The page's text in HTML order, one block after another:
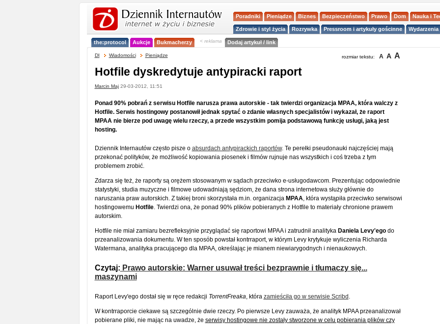
Poradniki Pieniądze Biznes Bezpieczeństwo Prawo Dom Nauka i
Zdrowie i styl życia Rozrywka Pressroom i artykuły gościnne
the:protocol Aukcje Bukmacherzy < reklama Dodaj artykuł / link
DI Wiadomości Pieniądze rozmiar tekstu: A A A
Hotfile dyskredytuje antypiracki raport
Marcin Maj29-03-2012, 11:51
Ponad 90% pobrań z serwisu Hotfile narusza prawa autorskie - tak twierdzi organizacja MPAA, która walczy z
Hotfile. Serwis hostingowy postanowił jednak spytać o zdanie własnych specjalistów i wykazał, że raport
MPAA nie bierze pod uwagę wielu rzeczy, a przede wszystkim pomija podstawową funkcję usługi, jaką jest
hosting.
Dziennik Internautów często pisze o absurdach antypirackich raportów. Te perełki pseudonauki najczęściej mają
przekonać polityków, że możliwość kopiowania piosenek i filmów rujnuje nas wszystkich i coś trzeba z tym
problemem zrobić.
Zdarza się też, że raporty są orężem stosowanym w sądach przeciwko e-usługodawcom. Prezentując odpowiednie
statystyki, studia muzyczne i filmowe udowadniają sędziom, że dana strona internetowa służy głównie do
naruszania praw autorskich. Z takiej broni skorzystała m.in. organizacja MPAA, która wystąpiła przeciwko serwisowi
hostingowemu Hotfile. Twierdzi ona, że ponad 90% plików pobieranych z Hotfile to materiały chronione prawem
autorskim.
Hotfile nie miał zamiaru bezrefleksyjnie przyglądać się raportowi MPAA i zatrudnił analityka Daniela Levy'egodo
przeanalizowania dokumentu. W ten sposób powstał kontrraport, w którym Levy krytykuje wyliczenia Richarda
Watermana, analityka pracującego dla MPAA, określając je mianem niewiarygodnych i nienaukowych.
Czytaj: Prawo autorskie: Warner usuwał treści bezprawnie i tłumaczy się...
maszynami
Raport Levy'ego dostał się w ręce redakcji TorrentFreaka, która zamieściła go w serwisie Scribd .
W kontrraporcie ciekawe są szczególnie dwie rzeczy. Po pierwsze Levy zauważa, że analityk MPAA przeanalizował
pobierane pliki, nie mając na uwadze, że serwisy hostingowe nie zostały stworzone w celu pobierania plików czy